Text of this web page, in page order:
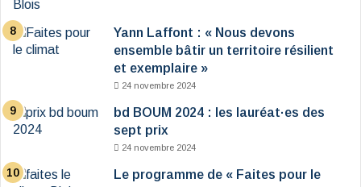
Yann Laffont : « Nous devons
ensemble bâtir un territoire résilient
et exemplaire »
24 novembre 2024
bd BOUM 2024 : les lauréat·es des
sept prix
24 novembre 2024
Le programme de « Faites pour le